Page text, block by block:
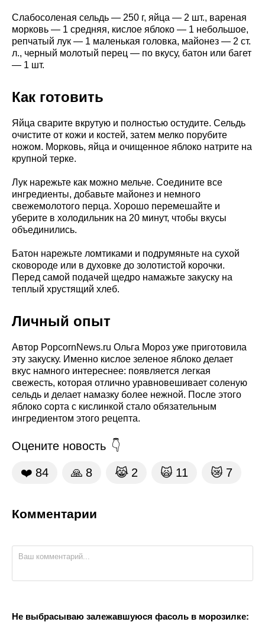
Слабосоленая сельдь — 250 г, яйца — 2 шт., вареная
морковь — 1 средняя, кислое яблоко — 1 небольшое,
репчатый лук — 1 маленькая головка, майонез — 2 ст.
л., черный молотый перец — по вкусу, батон или багет
— 1 шт.
Как готовить
Яйца сварите вкрутую и полностью остудите. Сельдь
очистите от кожи и костей, затем мелко порубите
ножом. Морковь, яйца и очищенное яблоко натрите на
крупной терке.
Лук нарежьте как можно мельче. Соедините все
ингредиенты, добавьте майонез и немного
свежемолотого перца. Хорошо перемешайте и
уберите в холодильник на 20 минут, чтобы вкусы
объединились.
Батон нарежьте ломтиками и подрумяньте на сухой
сковороде или в духовке до золотистой корочки.
Перед самой подачей щедро намажьте закуску на
теплый хрустящий хлеб.
Личный опыт
Автор PopcornNews.ru Ольга Мороз уже приготовила
эту закуску. Именно кислое зеленое яблоко делает
вкус намного интереснее: появляется легкая
свежесть, которая отлично уравновешивает соленую
сельдь и делает намазку более нежной. После этого
яблоко сорта с кислинкой стало обязательным
ингредиентом этого рецепта.
Оцените новость
❤️ 84 🙏 8 😹 2 🙀 11 😿 7
Комментарии
Не выбрасываю залежавшуюся фасоль в морозилке: